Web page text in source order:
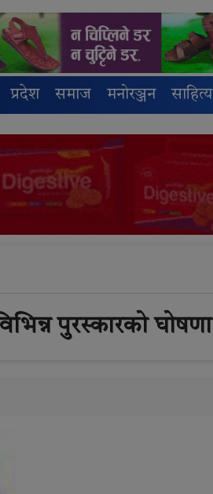
प्रदेश समाज मनोरञ्जन साहित्य
पुरस्कारको घोषणा